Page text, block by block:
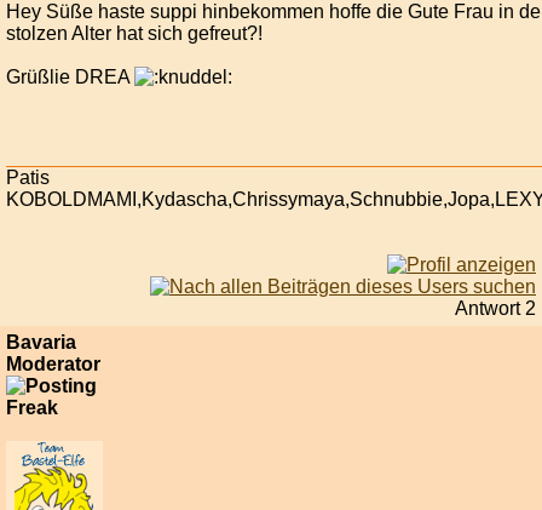
Hey Süße haste suppi hinbekommen hoffe die Gute Frau in
stolzen Alter hat sich gefreut?!
Grüßlie DREA
Patis
Antwort 2
Bavaria
Moderator